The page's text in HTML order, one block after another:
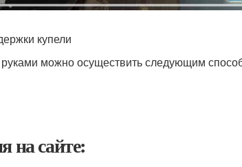
купели
можно осуществить следующим
на сайте: